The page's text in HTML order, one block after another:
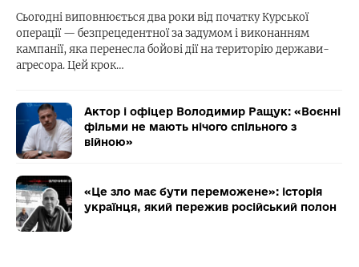
Сьогодні виповнюється два роки від початку Курської
операції — безпрецедентної за задумом і виконанням
кампанії, яка перенесла бойові дії на територію держави-
агресора. Цей крок…
Актор і офіцер Володимир Ращук: «Воєнні
фільми не мають нічого спільного з
війною»
«Це зло має бути переможене»: історія
українця, який пережив російський полон